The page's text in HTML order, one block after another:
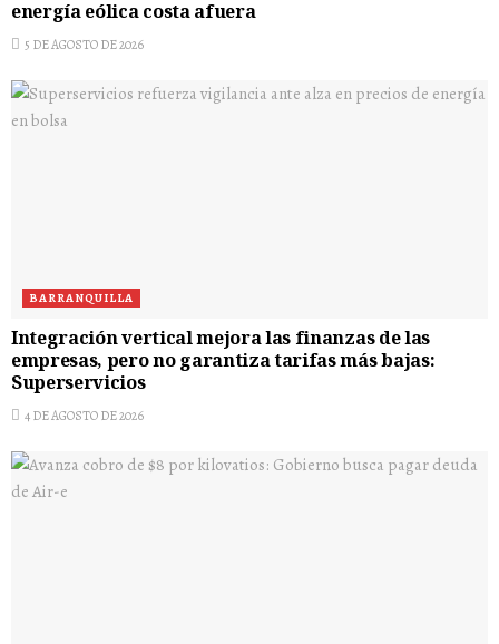
energía eólica costa afuera
5 DE AGOSTO DE 2026
BARRANQUILLA
Integración vertical mejora las finanzas de las
empresas, pero no garantiza tarifas más bajas:
Superservicios
4 DE AGOSTO DE 2026